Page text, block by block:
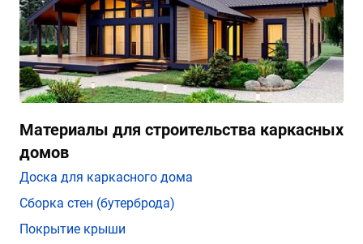
Материалы для строительства каркасных
домов
Доска для каркасного дома
Сборка стен (бутерброда)
Покрытие крыши